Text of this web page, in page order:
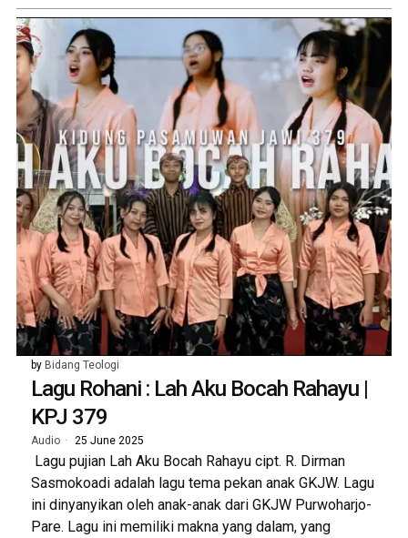
by Bidang Teologi
Lagu Rohani : Lah Aku Bocah Rahayu |
KPJ 379
Audio 25 June 2025
Lagu pujian Lah Aku Bocah Rahayu cipt. R. Dirman
Sasmokoadi adalah lagu tema pekan anak GKJW. Lagu
ini dinyanyikan oleh anak-anak dari GKJW Purwoharjo-
Pare. Lagu ini memiliki makna yang dalam, yang